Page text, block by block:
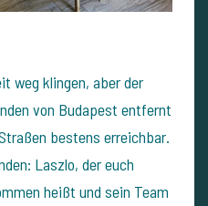
weg klingen, aber der
von Budapest entfernt
bestens erreichbar.
Laszlo, der euch
heißt und sein Team